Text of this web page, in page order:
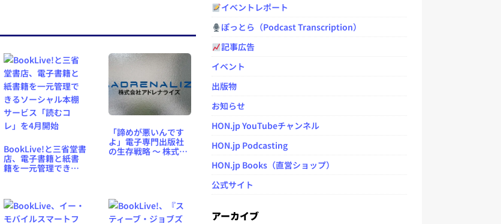
BookLive!と三省堂書
店、電子書籍と紙書
籍を一元管理できる
月開始
「諦めが悪いんです
よ」電子専門出版社
の生存戦略 ～ 株式会
イベントレポート
ぽっとら（Podcast Transcription）
記事広告
イベント
出版物
お知らせ
HON.jp YouTubeチャンネル
HON.jp Podcasting
HON.jp Books（直営ショップ）
公式サイト
アーカイブ